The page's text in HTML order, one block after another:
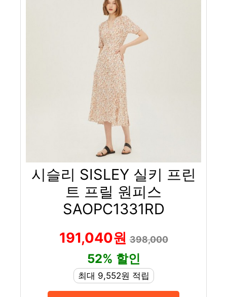
시슬리 SISLEY 실키 프린
트 프릴 원피스
SAOPC1331RD
191,040원398,000
52% 할인
최대 9,552원 적립